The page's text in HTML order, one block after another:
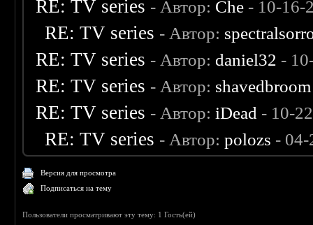
RE: TV series - Автор: Che - 10-16-
RE: TV series - Автор:
RE: TV series - Автор: daniel32 -
RE: TV series - Автор: shavedbroom
RE: TV series - Автор: iDead - 10-
RE: TV series - Автор:polozs -
Версия для просмотра
Подписаться на тему
Пользователи просматривают эту тему: 1 Гость(ей)